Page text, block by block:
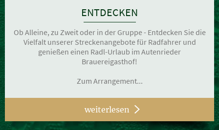
ENTDECKEN
Ob Alleine, zu Zweit oder in der Gruppe - Entdecken Sie die
Vielfalt unserer Streckenangebote für Radfahrer und
genießen einen Radl-Urlaub im Autenrieder
Brauereigasthof!
Zum Arrangement...
weiterlesen